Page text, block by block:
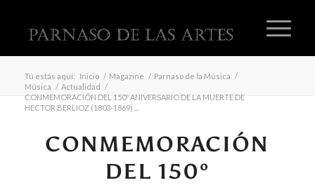
Tú estás aquí: Inicio / Magazine / Parnaso de la Música /
Música / Actualidad /
CONMEMORACIÓN DEL 150º ANIVERSARIO DE LA MUERTE DE
HECTOR BERLIOZ (1803-1869) ...
CONMEMORACIÓN
DEL 150º